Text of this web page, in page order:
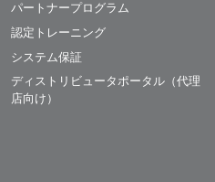
パートナープログラム
認定トレーニング
システム保証
ディストリビュータポータル（代理
店向け）